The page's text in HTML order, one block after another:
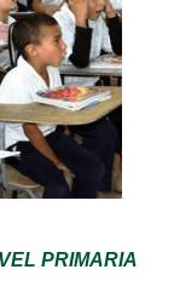
PRIMARIA